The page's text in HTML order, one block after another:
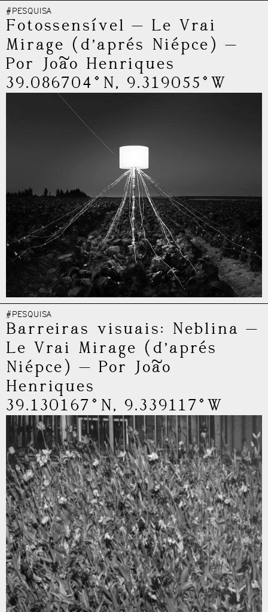
#PESQUISA
Fotossensível — Le Vrai
Mirage (d’aprés Niépce) —
Por João Henriques
39.086704°N, 9.319055°W
#PESQUISA
Barreiras visuais: Neblina —
Le Vrai Mirage (d’aprés
Niépce) — Por João
Henriques
39.130167°N, 9.339117°W